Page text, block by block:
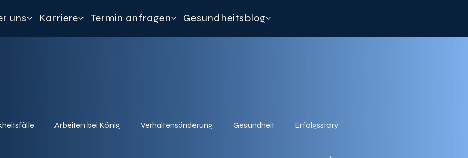
uns Karriere Termin anfragen Gesundheitsblog
Arbeiten bei König Verhaltensänderung Gesundheit Erfolgsstory